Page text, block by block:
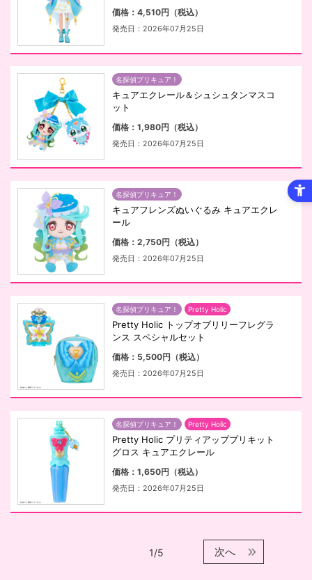
価格：4,510円（税込）
発売日：2026年07月25日
名探偵プリキュア！
キュアエクレール＆シュシュタンマスコ
ット
価格：1,980円（税込）
発売日：2026年07月25日
名探偵プリキュア！
キュアフレンズぬいぐるみ キュアエクレ
ール
価格：2,750円（税込）
発売日：2026年07月25日
名探偵プリキュア！ Pretty Holic
Pretty Holic トップオブリリーフレグラ
ンス スペシャルセット
価格：5,500円（税込）
発売日：2026年07月25日
名探偵プリキュア！ Pretty Holic
Pretty Holic プリティアッププリキット
グロス キュアエクレール
価格：1,650円（税込）
発売日：2026年07月25日
1/5 次へ